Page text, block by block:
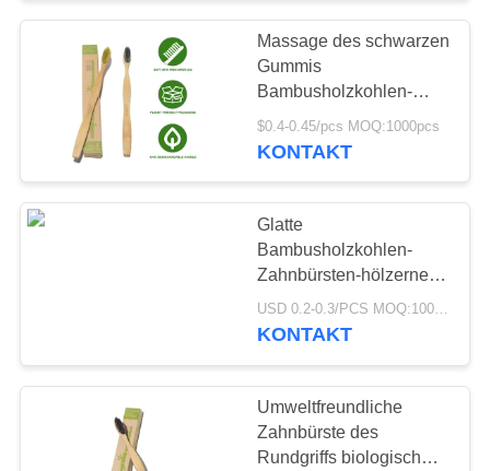
EIN
ZITAT
SEITENVERZEICHNIS
DATENSCHUTZ-
BESTIMMUNGEN
Massage des schwarzen
Gummis
Bambusholzkohlen-
Zahnbürste Soem für
Reise
$0.4-0.45/pcs MOQ:1000pcs
KONTAKT
Glatte
Bambusholzkohlen-
Zahnbürsten-hölzerne
Zahnbürste mit
Naturborsten
USD 0.2-0.3/PCS MOQ:1000 PC
KONTAKT
Umweltfreundliche
Zahnbürste des
Rundgriffs biologisch